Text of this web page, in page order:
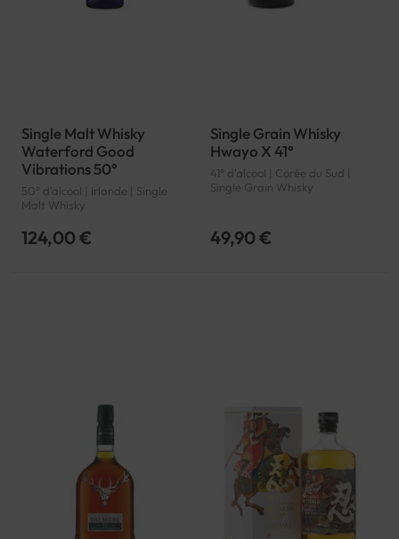
Single Malt Whisky
Waterford Good
Vibrations 50°
50° d'alcool | Irlande | Single
Malt Whisky
124,00 €
Single Grain Whisky
Hwayo X 41°
41° d'alcool | Corée du Sud |
Single Grain Whisky
49,90 €